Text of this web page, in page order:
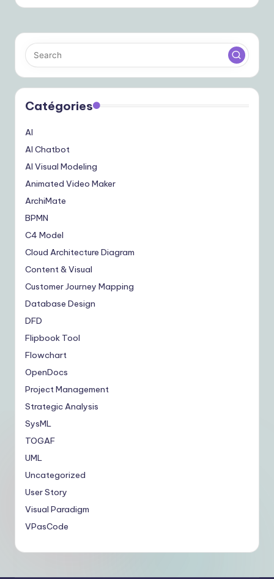
Catégories
AI
AI Chatbot
AI Visual Modeling
Animated Video Maker
ArchiMate
BPMN
C4 Model
Cloud Architecture Diagram
Content & Visual
Customer Journey Mapping
Database Design
DFD
Flipbook Tool
Flowchart
OpenDocs
Project Management
Strategic Analysis
SysML
TOGAF
UML
Uncategorized
User Story
Visual Paradigm
VPasCode